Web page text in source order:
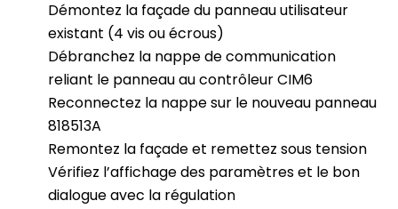
Démontez la façade du panneau utilisateur
existant (4 vis ou écrous)
Débranchez la nappe de communication
reliant le panneau au contrôleur CIM6
Reconnectez la nappe sur le nouveau panneau
818513A
Remontez la façade et remettez sous tension
Vérifiez l’affichage des paramètres et le bon
dialogue avec la régulation